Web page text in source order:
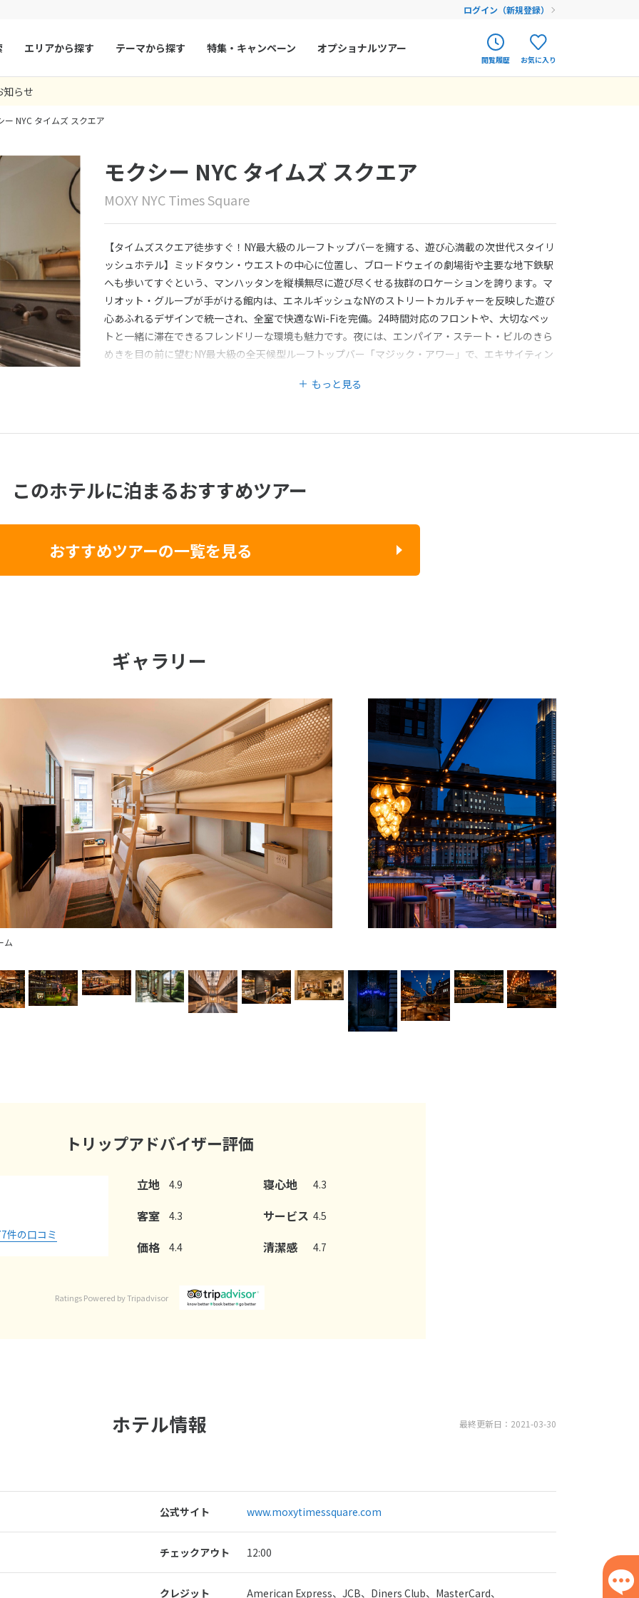
ログイン（新規登録）
エリアから探す
フランス
チェコ
オーストリア
ハンガリー
スロヴァキア
アイスランド
リトアニア
ギリシャ
クロアチア
モンテネグロ ブルガリア
ルーマニア
ボスニア・ヘルツェゴビナ セルビア フェロー諸島
テーマから探す
夏旅
特集・キャンペーン オプショナルツアー
閲覧履歴
まだ履歴がありません
お気に入り
まだ登録がありません
知らせ
ー NYC タイムズ スクエア
モクシー NYC タイムズ スクエア
MOXY NYC Times Square
【タイムズスクエア徒歩すぐ！NY最大級のルーフトップバーを擁する、遊び心満載の次世代スタイリ
ッシュホテル】ミッドタウン・ウエストの中心に位置し、ブロードウェイの劇場街や主要な地下鉄駅
へも歩いてすぐという、マンハッタンを縦横無尽に遊び尽くせる抜群のロケーションを誇ります。マ
リオット・グループが手がける館内は、エネルギッシュなNYのストリートカルチャーを反映した遊び
心あふれるデザインで統一され、全室で快適なWi-Fiを完備。24時間対応のフロントや、大切なペッ
トと一緒に滞在できるフレンドリーな環境も魅力です。夜には、エンパイア・ステート・ビルのきら
めきを目の前に望むNY最大級の全天候型ルーフトップバー「マジック・アワー」で、エキサイティン
もっと見る
このホテルに泊まるおすすめツアー
おすすめツアーの一覧を見る
ギャラリー
ム
トリップアドバイザー評価
件の口コミ
立地 4.9 寝心地 4.3
客室 4.3 サービス 4.5
価格 4.4 清潔感 4.7
Ratings Powered by Tripadvisor
最終更新日：2021-03-30
ホテル情報
公式サイト www.moxytimessquare.com
チェックアウト 12:00
クレジット
American Express、JCB、Diners Club、MasterCard、